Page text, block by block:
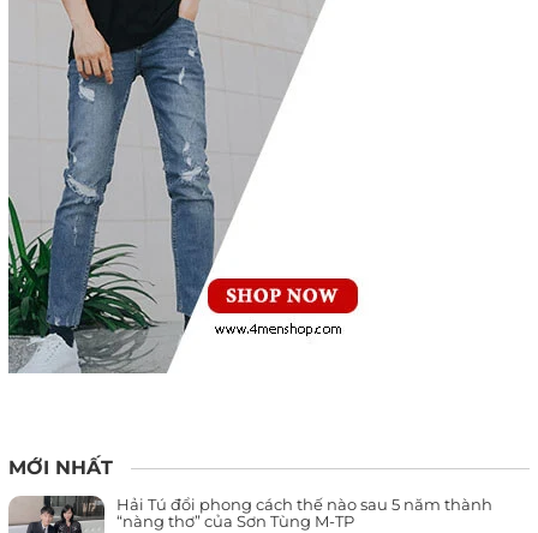
MỚI NHẤT
Hải Tú đổi phong cách thế nào sau 5 năm thành
“nàng thơ” của Sơn Tùng M-TP